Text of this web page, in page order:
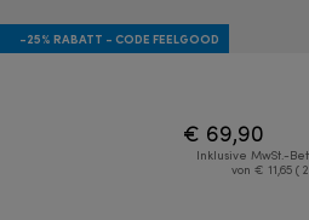
-25% RABATT - CODE FEELGOOD
€ 69,90
Inklusive MwSt.-
von € 11,65 (